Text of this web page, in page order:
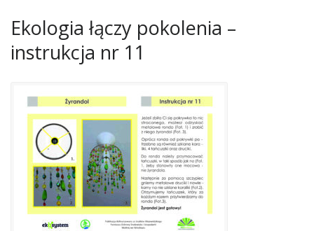
Ekologia łączy pokolenia –
instrukcja nr 11